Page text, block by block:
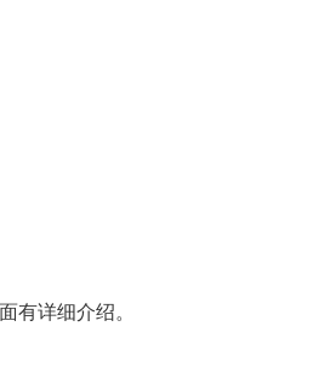
有详细介绍。